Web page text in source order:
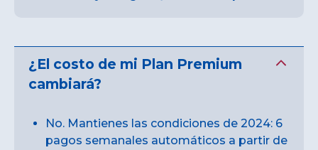
¿El costo de mi Plan Premium
cambiará?
No. Mantienes las condiciones de 2024: 6
pagos semanales automáticos a partir de